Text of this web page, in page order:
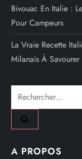
Bivouac En Italie :
Pour Campeurs
La Vraie Recette
Milanais À Savourer
Rechercher :
A PROPOS